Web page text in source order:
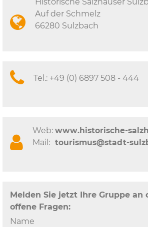
Auf der Schmelz
66280 Sulzbach
Tel.: +49 (0) 6897 508 - 444
Web: www.historische-
Mail: tourismus@stadt-
Melden Sie jetzt Ihre Gruppe an
offene Fragen:
Name